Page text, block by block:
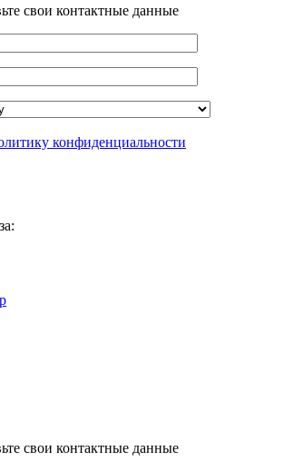
свои контактные данные
конфиденциальности
свои контактные данные